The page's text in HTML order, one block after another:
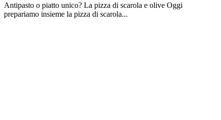
Antipasto o piatto unico? La pizza di scarola e olive Oggi
prepariamo insieme la pizza di scarola...